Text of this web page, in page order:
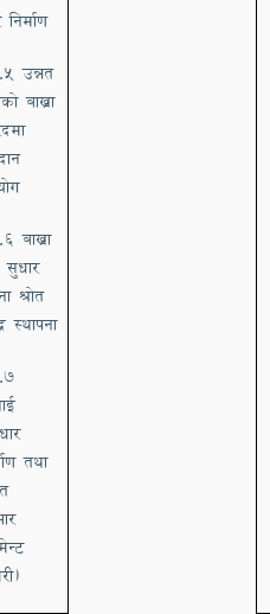
उन्नत
बाख्रा
बाख्रा
सुधार
श्रोत
स्थापना
तथा